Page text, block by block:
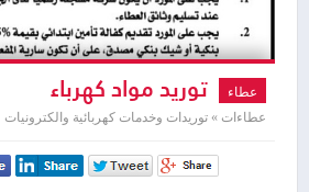
عطاء توريد مواد كهرباء
عطاءات » توريدات وخدمات كهربائية والكترونيات